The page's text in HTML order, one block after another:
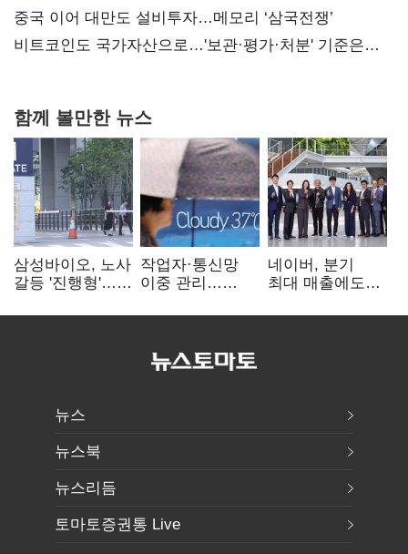
중국 이어 대만도 설비투자…메모리 ‘삼국전쟁’
비트코인도 국가자산으로…'보관·평가·처분' 기준은
함께 볼만한 뉴스
삼성바이오, 노사
갈등 '진행형'…
작업자·통신망
이중 관리…
비상대응 돌입
네이버, 분기
최대 매출에도
팩토리 속도
뉴스
뉴스북
뉴스리듬
토마토증권통 Live